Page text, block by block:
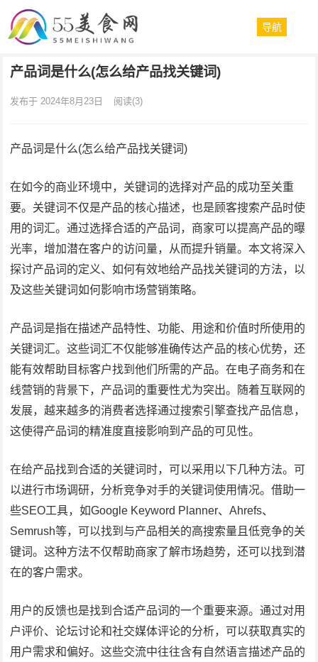
导航
产品词是什么(怎么给产品找关键词)
发布于 2024年8月23日 阅读(3)
产品词是什么(怎么给产品找关键词)
在如今的商业环境中，关键词的选择对产品的成功至关重
要。关键词不仅是产品的核心描述，也是顾客搜索产品时使
用的词汇。通过选择合适的产品词，商家可以提高产品的曝
光率，增加潜在客户的访问量，从而提升销量。本文将深入
探讨产品词的定义、如何有效地给产品找关键词的方法，以
及这些关键词如何影响市场营销策略。
产品词是指在描述产品特性、功能、用途和价值时所使用的
关键词汇。这些词汇不仅能够准确传达产品的核心优势，还
能有效帮助目标客户找到他们所需的产品。在电子商务和在
线营销的背景下，产品词的重要性尤为突出。随着互联网的
发展，越来越多的消费者选择通过搜索引擎查找产品信息，
这使得产品词的精准度直接影响到产品的可见性。
在给产品找到合适的关键词时，可以采用以下几种方法。可
以进行市场调研，分析竞争对手的关键词使用情况。借助一
些SEO工具，如Google Keyword Planner、Ahrefs、
Semrush等，可以找到与产品相关的高搜索量且低竞争的关
键词。这种方法不仅帮助商家了解市场趋势，还可以找到潜
在的客户需求。
用户的反馈也是找到合适产品词的一个重要来源。通过对用
户评价、论坛讨论和社交媒体评论的分析，可以获取真实的
用户需求和偏好。这些交流中往往含有自然语言描述产品的